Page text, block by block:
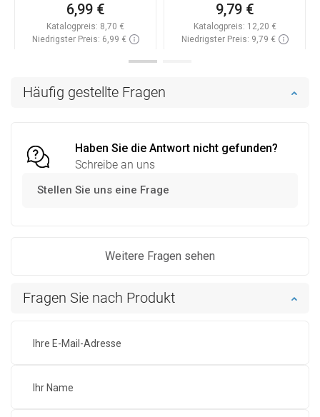
Häufig gestellte Fragen
Haben Sie die Antwort nicht gefunden?
Schreibe an uns
Stellen Sie uns eine Frage
Weitere Fragen sehen
Fragen Sie nach Produkt
6,99 €
Katalogpreis: 8,70 €
Niedrigster Preis: 6,99 €
9,79 €
Katalogpreis: 12,20 €
Niedrigster Preis: 9,79 €